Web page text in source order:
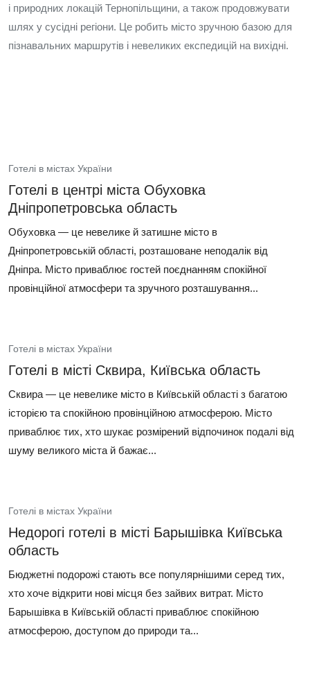
і природних локацій Тернопільщини, а також продовжувати
шлях у сусідні регіони. Це робить місто зручною базою для
пізнавальних маршрутів і невеликих експедицій на вихідні.
Готелі в містах України
Готелі в центрі міста Обуховка
Дніпропетровська область
Обуховка — це невелике й затишне місто в
Дніпропетровській області, розташоване неподалік від
Дніпра. Місто приваблює гостей поєднанням спокійної
провінційної атмосфери та зручного розташування...
Готелі в містах України
Готелі в місті Сквира, Київська область
Сквира — це невелике місто в Київській області з багатою
історією та спокійною провінційною атмосферою. Місто
приваблює тих, хто шукає розмірений відпочинок подалі від
шуму великого міста й бажає...
Готелі в містах України
Недорогі готелі в місті Барышівка Київська
область
Бюджетні подорожі стають все популярнішими серед тих,
хто хоче відкрити нові місця без зайвих витрат. Місто
Барышівка в Київській області приваблює спокійною
атмосферою, доступом до природи та...